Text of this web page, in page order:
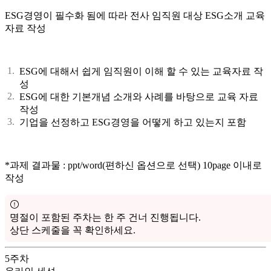
ESG경영이 필수화 됨에 따라 전사 임직원 대상 ESG소개 교육
자료 작성
ESG에 대해서 쉽게 임직원이 이해 할 수 있는 교육자료 작
성
ESG에 대한 기본개념 소개와 사례를 바탕으로 교육 자료
작성
기업을 선정하고 ESG경영을 어떻게 하고 있는지 포함
*과제 결과물 : ppt/word(편하신 옵션으로 선택) 10page 이내로
작성
명절이 포함된 주차는 한 주 건너 진행됩니다.
상단 스케줄을 꼭 확인하세요.
5주차